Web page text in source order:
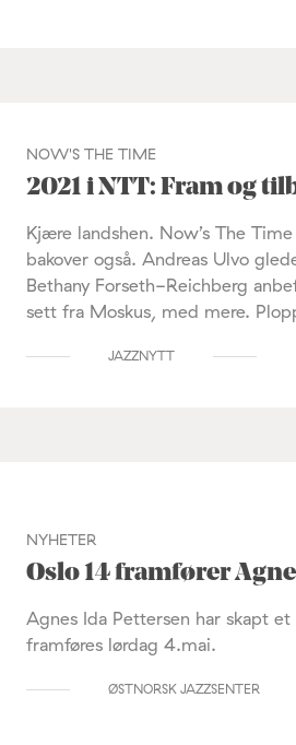
NOW'S THE TIME
2021 i NTT: Fram og
Kjære landshen. Now’s The
bakover også. Andreas Ulvo
Bethany Forseth-Reichberg
sett fra Moskus, med mere.
JAZZNYTT
NYHETER
Oslo 14 framfører
Agnes Ida Pettersen har skapt
framføres lørdag 4.mai.
ØSTNORSK JAZZSENTER